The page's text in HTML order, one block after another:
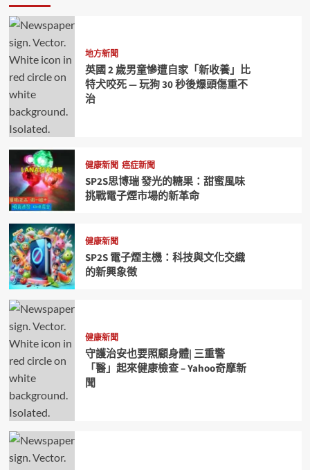
地方新聞
英國 2 歲男童慘遭自家「新收養」比
特犬咬死 — 玩狗 30 秒後爆頭傷重不
治
健康新聞 癌症新聞
SP2S思博瑞 發光的糖果：甜蜜風味
挑戰電子煙市場的新革命
健康新聞
SP2S 電子煙主機：科技與文化交織
的新興象徵
健康新聞
守護治安也要照顧身體| 三重警
「醫」起來健康檢查 – Yahoo奇摩新
聞